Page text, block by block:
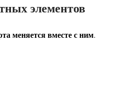
элементов
меняется вместе с ним.